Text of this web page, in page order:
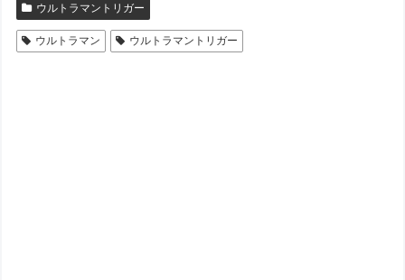
ウルトラマントリガー
ウルトラマン ウルトラマントリガー